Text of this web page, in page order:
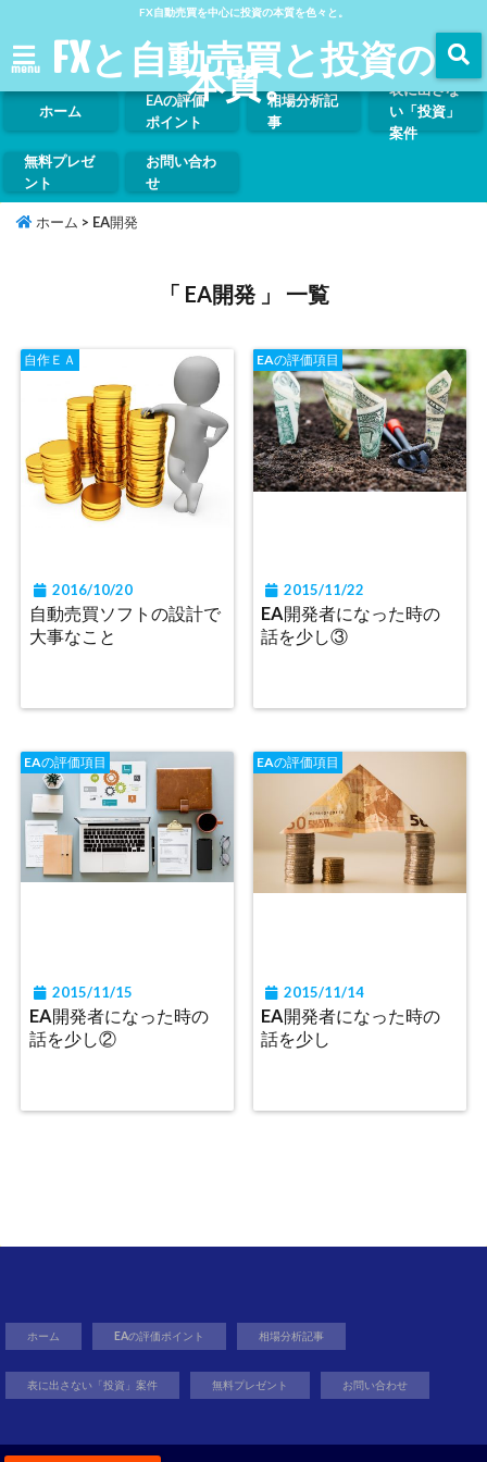
FX自動売買を中心に投資の本質を色々と。
menu FXと自動売買と投資の
本質。
ホーム
EAの評価
ポイント
相場分析記
事
表に出さな
い「投資」
案件
無料プレゼ
ント
お問い合わ
せ
ホーム > EA開発
「 EA開発 」 一覧
自作ＥＡ
2016/10/20
自動売買ソフトの設計で
大事なこと
EAの評価項目
2015/11/22
EA開発者になった時の
話を少し③
EAの評価項目
2015/11/15
EA開発者になった時の
話を少し②
EAの評価項目
2015/11/14
EA開発者になった時の
話を少し
ホーム EAの評価ポイント 相場分析記事
表に出さない「投資」案件 無料プレゼント お問い合わせ